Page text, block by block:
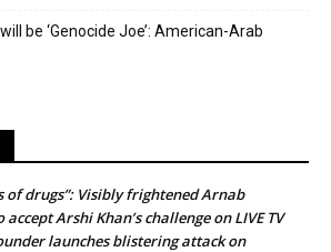
be ‘Genocide Joe’: American-Arab
of drugs”: Visibly frightened Arnab
Arshi Khan’s challenge on LIVE TV
launches blistering attack on